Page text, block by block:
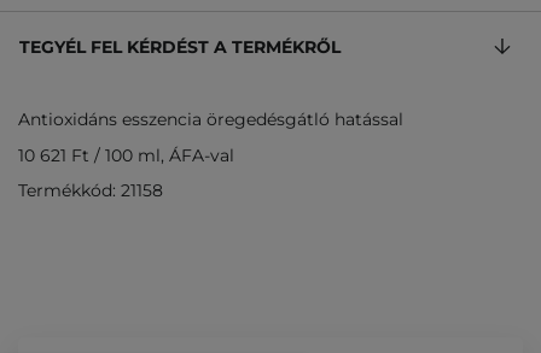
TEGYÉL FEL KÉRDÉST A TERMÉKRŐL
Antioxidáns esszencia öregedésgátló hatással
10 621 Ft / 100 ml, ÁFA-val
Termékkód: 21158